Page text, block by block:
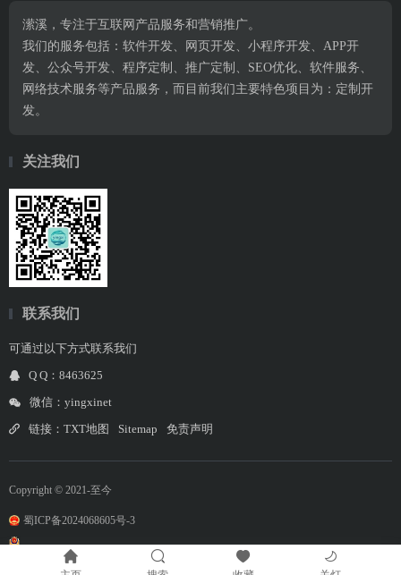
潆溪，专注于互联网产品服务和营销推广。
我们的服务包括：软件开发、网页开发、小程序开发、APP开
发、公众号开发、程序定制、推广定制、SEO优化、软件服务、
网络技术服务等产品服务，而目前我们主要特色项目为：定制开
发。
关注我们
联系我们
可通过以下方式联系我们
Q Q：8463625
微信：yingxinet
链接： TXT地图 Sitemap 免责声明
Copyright © 2021-至今
蜀ICP备2024068605号-3